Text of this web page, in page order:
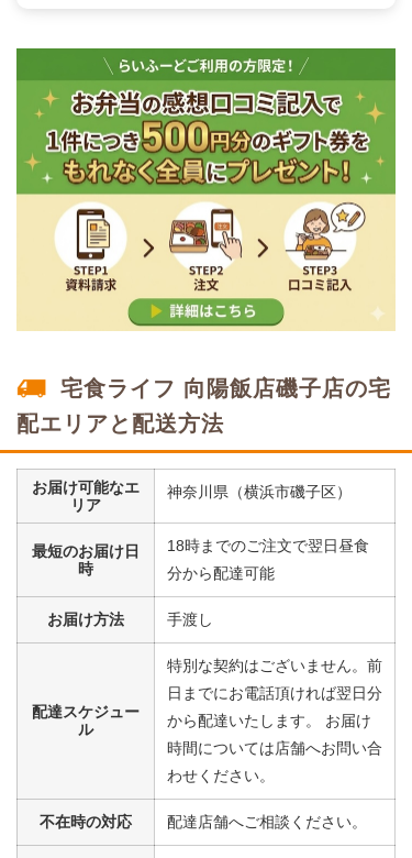
※メニューの補足
-
＋メニュー例をもっと見る（残り1件）
※ その他備考
メニューは日替わりです（メニューは一例です）
糖質 15.5g
リン 54.3mg
カリウム 90.3mg
コレステロール -
一例です。メニューにより前後します（おかずのみ
の栄養価です）
鯛の塩焼きセット
コーン
小松菜
-
※メニューの補足
-
まぐろの煮付けセット
大根
栄養素
-
宅食ライフ 向陽飯店磯子店の宅
配エリアと配送方法
お届け可能なエ
リア
神奈川県（横浜市磯子区）
最短のお届け日
時
18時までのご注文で翌日昼食
分から配達可能
お届け方法 手渡し
配達スケジュー
ル
特別な契約はございません。前
日までにお電話頂ければ翌日分
から配達いたします。 お届け
時間については店舗へお問い合
わせください。
不在時の対応 配達店舗へご相談ください。